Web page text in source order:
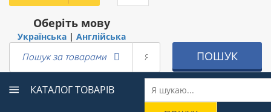
Пошук за товарами ПОШУК
Оберіть мову
Українська| Англійська
КАТАЛОГ ТОВАРІВ